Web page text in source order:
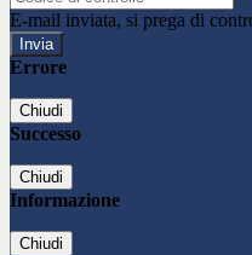
E-mail inviata, si prega di
Errore
Chiudi
Successo
Chiudi
Informazione
Chiudi